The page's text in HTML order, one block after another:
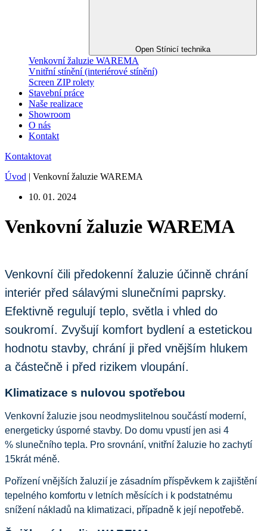
Open Stínicí technika
Venkovní žaluzie WAREMA
Vnitřní stínění (interiérové stínění)
Screen ZIP rolety
Stavební práce
Naše realizace
Showroom
O nás
Kontakt
Kontaktovat
Úvod | Venkovní žaluzie WAREMA
10. 01. 2024
Venkovní žaluzie WAREMA
Venkovní čili předokenní žaluzie účinně chrání
interiér před sálavými slunečními paprsky.
Efektivně regulují teplo, světla i vhled do
soukromí. Zvyšují komfort bydlení a estetickou
hodnotu stavby, chrání ji před vnějším hlukem
a částečně i před rizikem vloupání.
Klimatizace s nulovou spotřebou
Venkovní žaluzie jsou neodmyslitelnou součástí moderní,
energeticky úsporné stavby. Do domu vpustí jen asi 4
% slunečního tepla. Pro srovnání, vnitřní žaluzie ho zachytí
15krát méně.
Pořízení vnějších žaluzií je zásadním příspěvkem k zajištění
tepelného komfortu v letních měsících i k podstatnému
snížení nákladů na klimatizaci, případně k její nepotřebě.